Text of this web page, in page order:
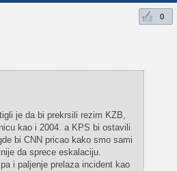
0
je da bi prekrsili rezim KZB,
kao i 2004. a KPS bi ostavili
bi CNN pricao kako smo sami
da sprece eskalaciju.
i paljenje prelaza incident kao